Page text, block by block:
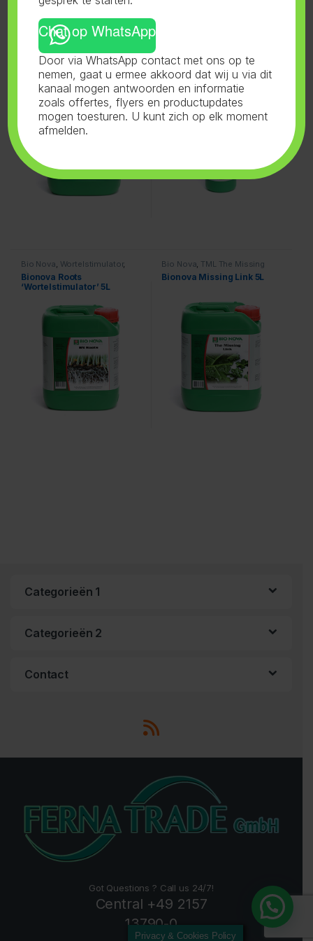
Bio Nova,X-Cel Booster,
Voeding
Bionova X-ceL Booster 5L Bionova N27% 1L
Bio Nova, Wortelstimulator,
Voeding
Bionova Roots
‘Wortelstimulator’ 5L
Bio Nova, TML The Missing
Link Voeding
Bionova Missing Link 5L
Categorieën 1
Categorieën 2
Contact
Got Questions ? Call us 24/7!
Central +49 2157
13790-0
Privacy & Cookies Policy
Chat op WhatsApp
Door via WhatsApp contact met ons op te
nemen, gaat u ermee akkoord dat wij u via dit
kanaal mogen antwoorden en informatie
zoals offertes, flyers en productupdates
mogen toesturen. U kunt zich op elk moment
afmelden.